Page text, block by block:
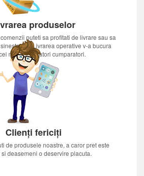
produselor
puteti sa profitati de livrare sau sa
operative v-a bucura
mai nerabdatori cumparatori.
Clienți fericiți
de produsele noastre, a caror pret este
deasemeni o deservire placuta.